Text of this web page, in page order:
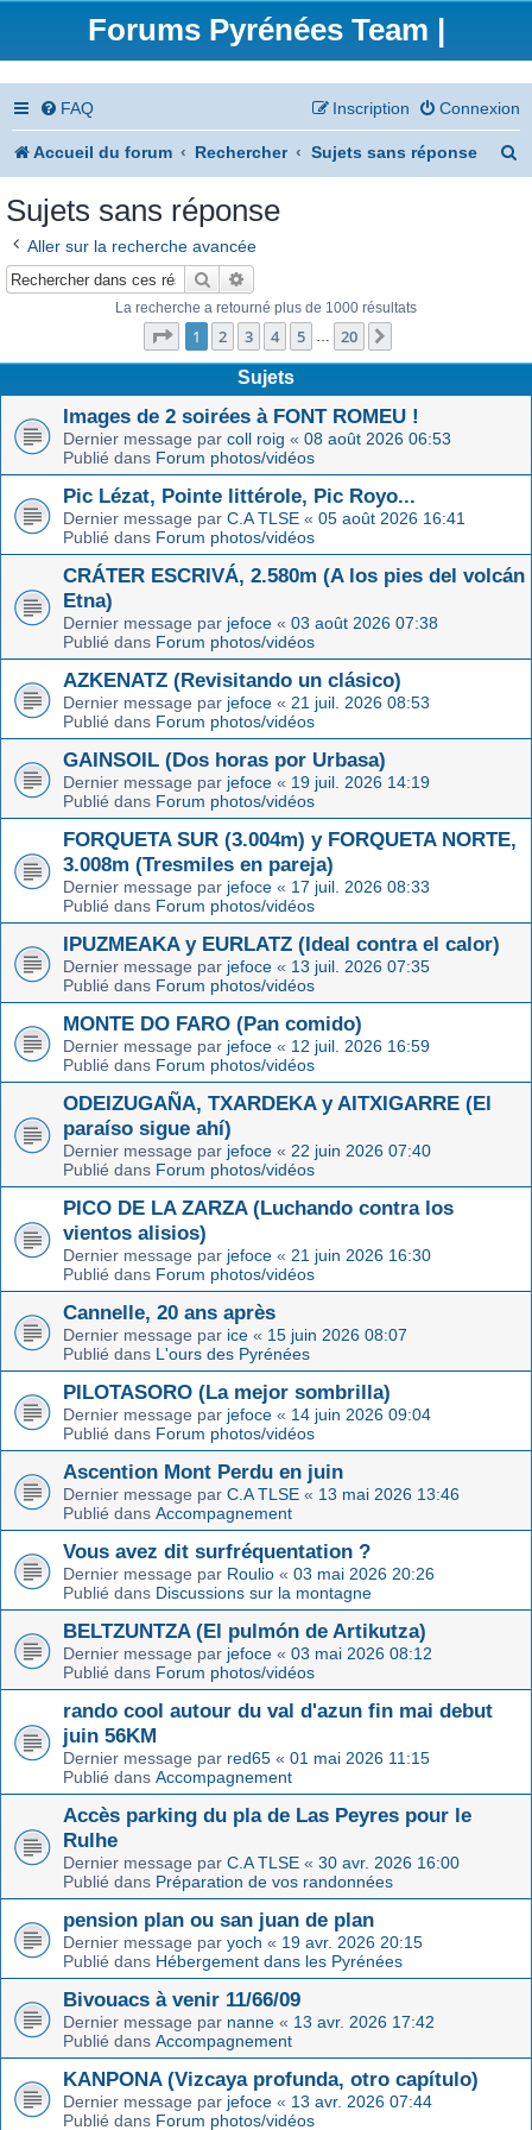
Forums Pyrénées Team |
FAQ Connexion
Inscription
Accueil du forum Rechercher Sujets sans réponse
Sujets sans réponse
Aller sur la recherche avancée
Rechercher
La recherche a retourné plus de 1000 résultats
Page 1sur20
1 2 3 4 5 … 20
Sujets
Images de 2 soirées à FONT ROMEU !
Dernier message par coll roig « 08 août 2026 06:53
Publié dans Forum photos/vidéos
Pic Lézat, Pointe littérole, Pic Royo...
Dernier message par C.A TLSE « 05 août 2026 16:41
Publié dans Forum photos/vidéos
CRÁTER ESCRIVÁ, 2.580m (A los pies del volcán
Etna)
Dernier message par jefoce « 03 août 2026 07:38
Publié dans Forum photos/vidéos
AZKENATZ (Revisitando un clásico)
Dernier message par jefoce « 21 juil. 2026 08:53
Publié dans Forum photos/vidéos
GAINSOIL (Dos horas por Urbasa)
Dernier message par jefoce « 19 juil. 2026 14:19
Publié dans Forum photos/vidéos
FORQUETA SUR (3.004m) y FORQUETA NORTE,
3.008m (Tresmiles en pareja)
Dernier message par jefoce « 17 juil. 2026 08:33
Publié dans Forum photos/vidéos
IPUZMEAKA y EURLATZ (Ideal contra el calor)
Dernier message par jefoce « 13 juil. 2026 07:35
Publié dans Forum photos/vidéos
MONTE DO FARO (Pan comido)
Dernier message par jefoce « 12 juil. 2026 16:59
Publié dans Forum photos/vidéos
ODEIZUGAÑA, TXARDEKA y AITXIGARRE (El
paraíso sigue ahí)
Dernier message par jefoce « 22 juin 2026 07:40
Publié dans Forum photos/vidéos
PICO DE LA ZARZA (Luchando contra los
vientos alisios)
Dernier message par jefoce « 21 juin 2026 16:30
Publié dans Forum photos/vidéos
Cannelle, 20 ans après
Dernier message par ice « 15 juin 2026 08:07
Publié dans L'ours des Pyrénées
PILOTASORO (La mejor sombrilla)
Dernier message par jefoce « 14 juin 2026 09:04
Publié dans Forum photos/vidéos
Ascention Mont Perdu en juin
Dernier message par C.A TLSE « 13 mai 2026 13:46
Publié dans Accompagnement
Vous avez dit surfréquentation ?
Dernier message par Roulio « 03 mai 2026 20:26
Publié dans Discussions sur la montagne
BELTZUNTZA (El pulmón de Artikutza)
Dernier message par jefoce « 03 mai 2026 08:12
Publié dans Forum photos/vidéos
rando cool autour du val d'azun fin mai debut
juin 56KM
Dernier message par red65 « 01 mai 2026 11:15
Publié dans Accompagnement
Accès parking du pla de Las Peyres pour le
Rulhe
Dernier message par C.A TLSE « 30 avr. 2026 16:00
Publié dans Préparation de vos randonnées
pension plan ou san juan de plan
Dernier message par yoch « 19 avr. 2026 20:15
Publié dans Hébergement dans les Pyrénées
Bivouacs à venir 11/66/09
Dernier message par nanne « 13 avr. 2026 17:42
Publié dans Accompagnement
KANPONA (Vizcaya profunda, otro capítulo)
Dernier message par jefoce « 13 avr. 2026 07:44
Publié dans Forum photos/vidéos